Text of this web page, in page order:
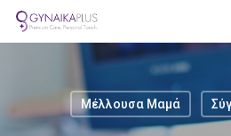
Skip
to
Μέλλουσα Μαμά